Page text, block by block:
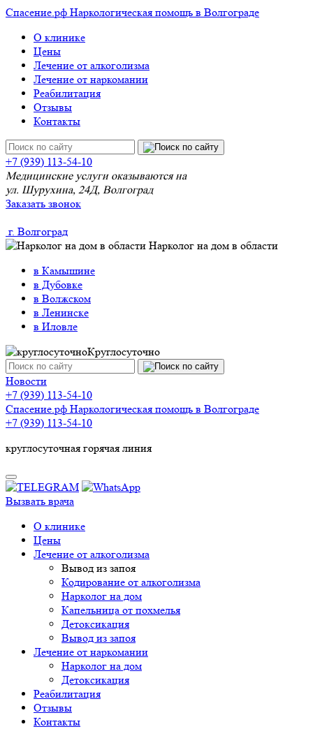
Спасение.рф Наркологическая помощь в Волгограде
О клинике
Цены
Лечение от алкоголизма
Лечение от наркомании
Реабилитация
Отзывы
Контакты
+7 (939) 113-54-10
Медицинские услуги оказываются на
ул. Шурухина, 24Д, Волгоград
Заказать звонок
г. Волгоград
Нарколог на дом в области
в Камышине
в Дубовке
в Волжском
в Ленинске
в Иловле
Круглосуточно
Новости
+7 (939) 113-54-10
Спасение.рф Наркологическая помощь в Волгограде
+7 (939) 113-54-10
круглосуточная горячая линия
Вызвать врача
О клинике
Цены
Лечение от алкоголизма
Вывод из запоя
Кодирование от алкоголизма
Нарколог на дом
Капельница от похмелья
Детоксикация
Вывод из запоя
Лечение от наркомании
Нарколог на дом
Детоксикация
Реабилитация
Отзывы
Контакты